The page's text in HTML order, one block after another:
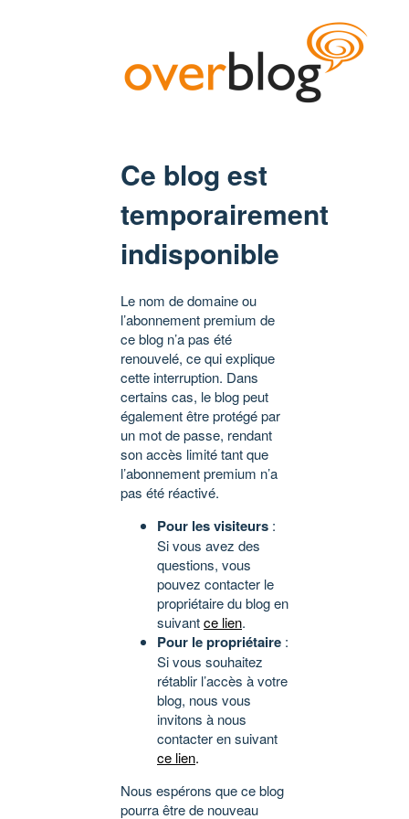
Ce blog est
temporairement
indisponible
Le nom de domaine ou
l’abonnement premium de
ce blog n’a pas été
renouvelé, ce qui explique
cette interruption. Dans
certains cas, le blog peut
également être protégé par
un mot de passe, rendant
son accès limité tant que
l’abonnement premium n’a
pas été réactivé.
Pour les visiteurs :
Si vous avez des
questions, vous
pouvez contacter le
propriétaire du blog en
suivantce lien.
Pour le propriétaire :
Si vous souhaitez
rétablir l’accès à votre
blog, nous vous
invitons à nous
contacter en suivant
ce lien.
Nous espérons que ce blog
pourra être de nouveau